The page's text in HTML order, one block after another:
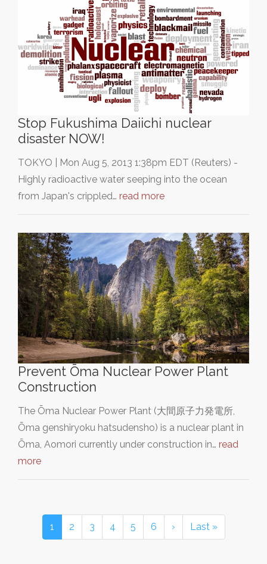
Stop Fukushima Daiichi nuclear
disaster NOW!
TOKYO | Mon Aug 5, 2013 1:38pm EDT (Reuters) -
Highly radioactive water seeping into the ocean
from Japan's crippled… read more
Prevent Ōma Nuclear Power Plant
Construction
The Ōma Nuclear Power Plant (大間原子力発電所,
Ōma genshiryoku hatsudensho) is a nuclear plant in
Ōma, Aomori currently under construction in… read
more
1 2 3 4 5 6 › Last »